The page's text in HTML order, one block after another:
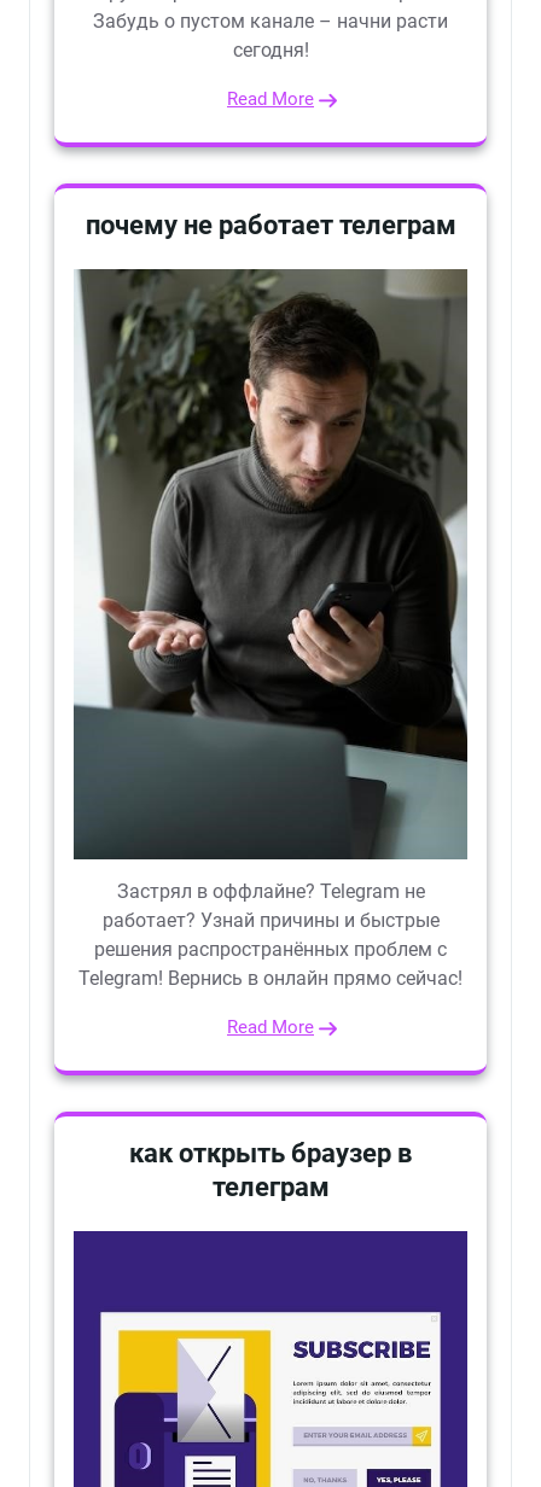
Забудь о пустом канале – начни расти
сегодня!
Read More
почему не работает телеграм
Застрял в оффлайне? Telegram не
работает? Узнай причины и быстрые
решения распространённых проблем с
Telegram! Вернись в онлайн прямо сейчас!
Read More
как открыть браузер в
телеграм